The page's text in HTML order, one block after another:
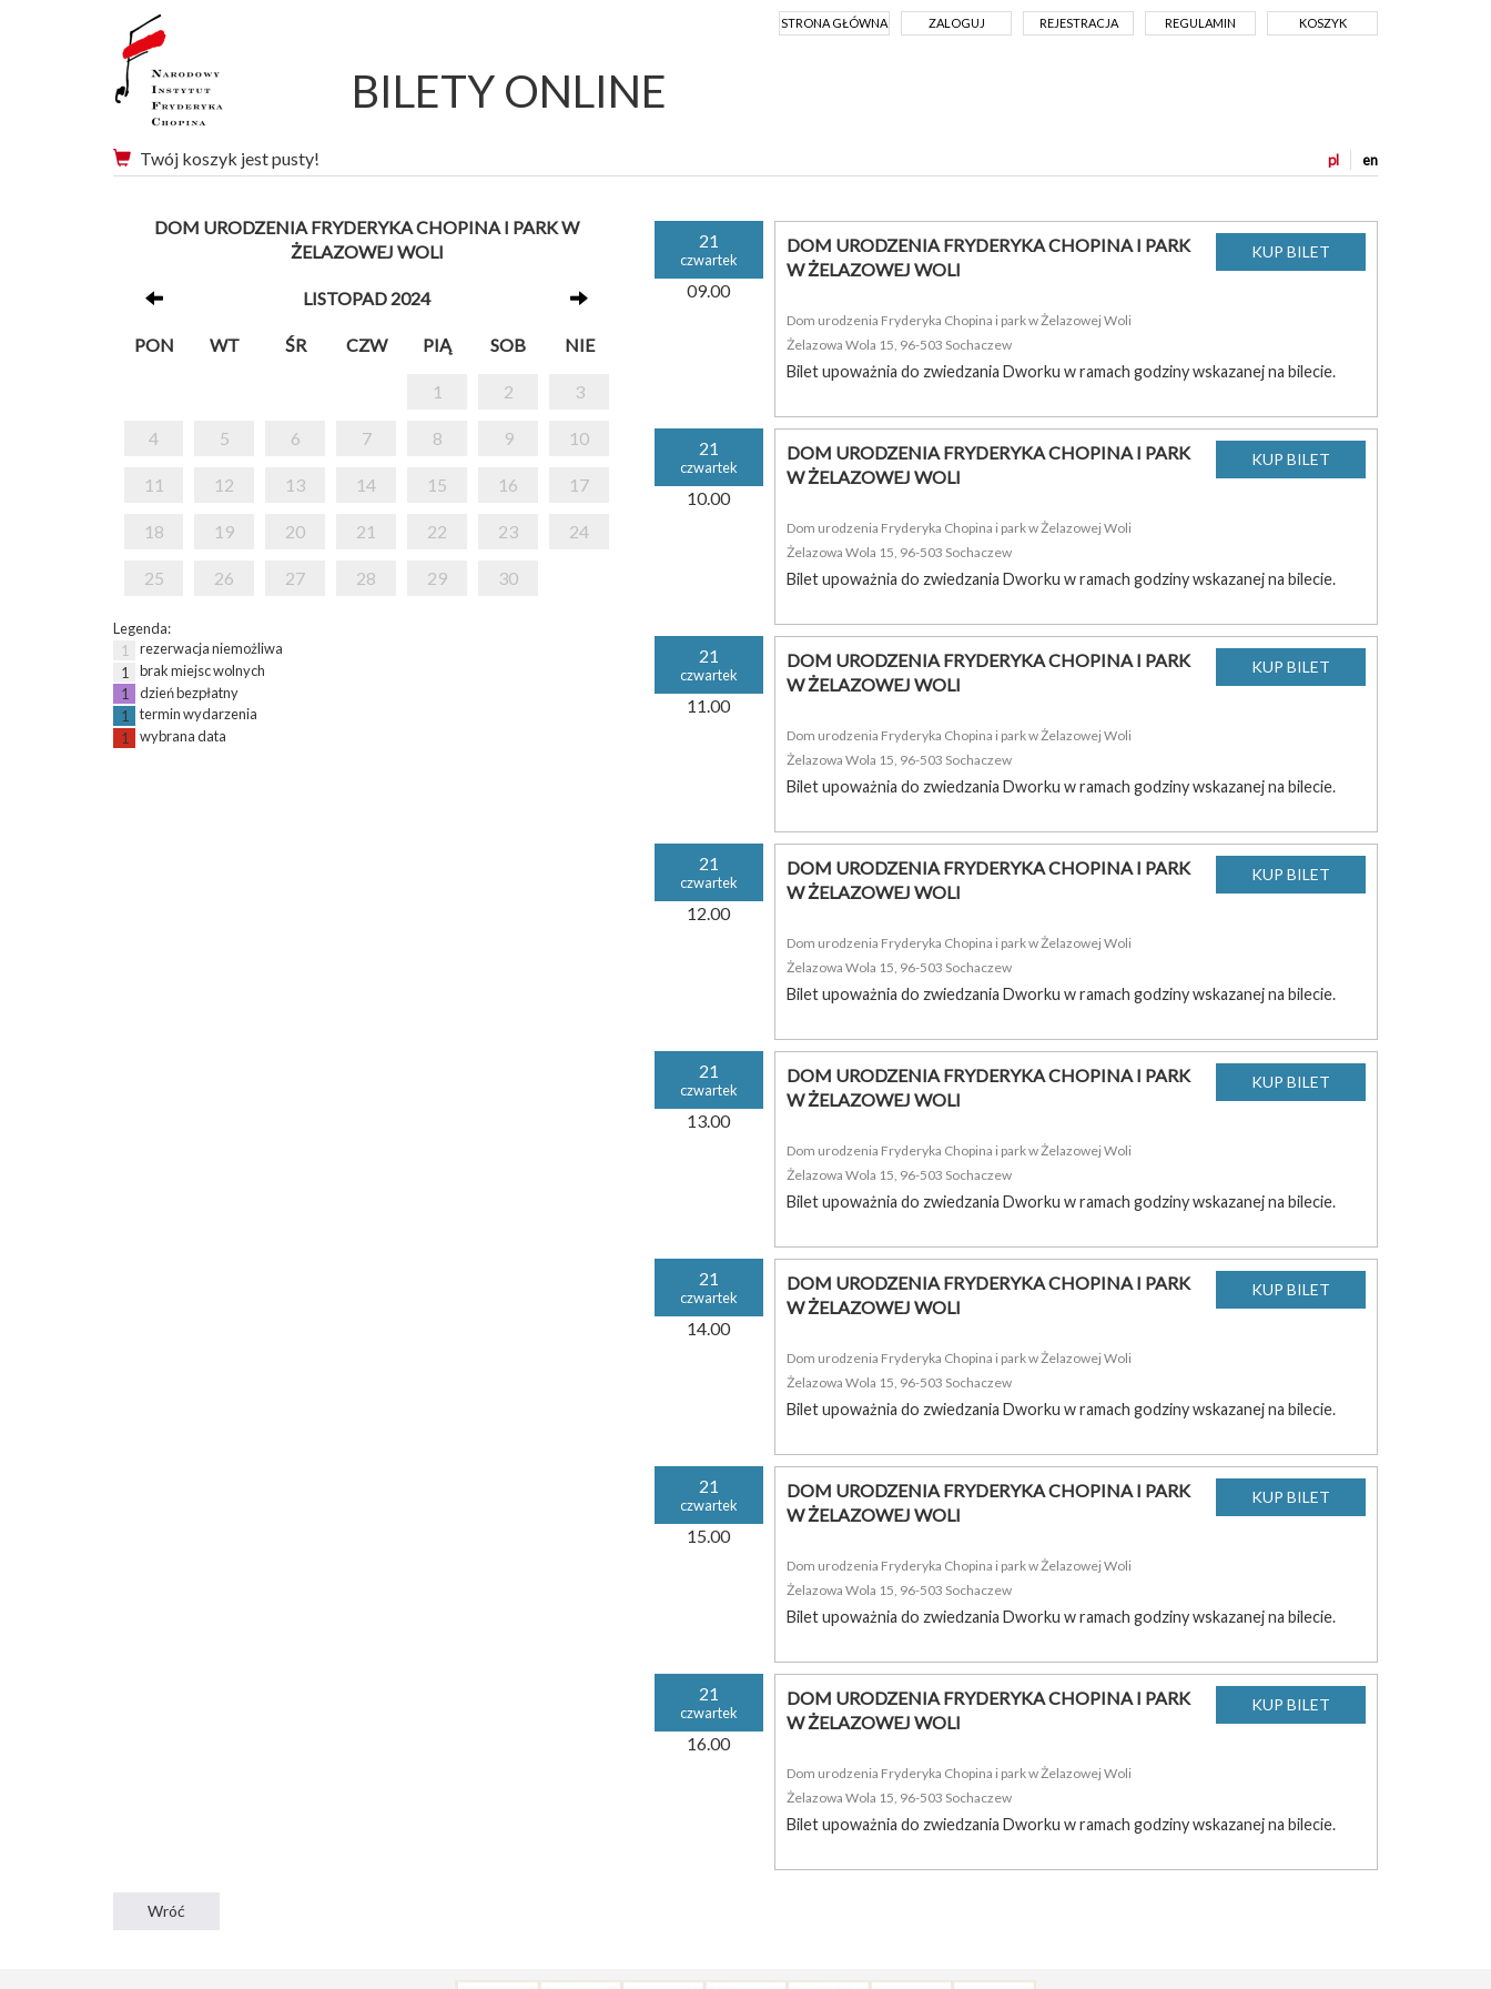
STRONA GŁÓWNA ZALOGUJ REJESTRACJA REGULAMIN KOSZYK
BILETY ONLINE
pl en
Twój koszyk jest pusty!
DOM URODZENIA FRYDERYKA CHOPINA I PARK W
ŻELAZOWEJ WOLI
LISTOPAD 2024
PON WT ŚR CZW PIĄ SOB NIE
1 2 3
4 5 6 7 8 9 10
11 12 13 14 15 16 17
18 19 20 21 22 23 24
25 26 27 28 29 30
Legenda:
1
rezerwacja niemożliwa
1
brak miejsc wolnych
1
dzień bezpłatny
1
termin wydarzenia
1
wybrana data
21
czwartek
09.00
DOM URODZENIA FRYDERYKA CHOPINA I PARK
W ŻELAZOWEJ WOLI
Dom urodzenia Fryderyka Chopina i park w Żelazowej Woli
Żelazowa Wola 15, 96-503 Sochaczew
Bilet upoważnia do zwiedzania Dworku w ramach godziny wskazanej na bilecie.
21
czwartek
10.00
DOM URODZENIA FRYDERYKA CHOPINA I PARK
W ŻELAZOWEJ WOLI
Dom urodzenia Fryderyka Chopina i park w Żelazowej Woli
Żelazowa Wola 15, 96-503 Sochaczew
Bilet upoważnia do zwiedzania Dworku w ramach godziny wskazanej na bilecie.
21
czwartek
11.00
DOM URODZENIA FRYDERYKA CHOPINA I PARK
W ŻELAZOWEJ WOLI
Dom urodzenia Fryderyka Chopina i park w Żelazowej Woli
Żelazowa Wola 15, 96-503 Sochaczew
Bilet upoważnia do zwiedzania Dworku w ramach godziny wskazanej na bilecie.
21
czwartek
12.00
DOM URODZENIA FRYDERYKA CHOPINA I PARK
W ŻELAZOWEJ WOLI
Dom urodzenia Fryderyka Chopina i park w Żelazowej Woli
Żelazowa Wola 15, 96-503 Sochaczew
Bilet upoważnia do zwiedzania Dworku w ramach godziny wskazanej na bilecie.
21
czwartek
13.00
DOM URODZENIA FRYDERYKA CHOPINA I PARK
W ŻELAZOWEJ WOLI
Dom urodzenia Fryderyka Chopina i park w Żelazowej Woli
Żelazowa Wola 15, 96-503 Sochaczew
Bilet upoważnia do zwiedzania Dworku w ramach godziny wskazanej na bilecie.
21
czwartek
14.00
DOM URODZENIA FRYDERYKA CHOPINA I PARK
W ŻELAZOWEJ WOLI
Dom urodzenia Fryderyka Chopina i park w Żelazowej Woli
Żelazowa Wola 15, 96-503 Sochaczew
Bilet upoważnia do zwiedzania Dworku w ramach godziny wskazanej na bilecie.
21
czwartek
15.00
DOM URODZENIA FRYDERYKA CHOPINA I PARK
W ŻELAZOWEJ WOLI
Dom urodzenia Fryderyka Chopina i park w Żelazowej Woli
Żelazowa Wola 15, 96-503 Sochaczew
Bilet upoważnia do zwiedzania Dworku w ramach godziny wskazanej na bilecie.
21
czwartek
16.00
DOM URODZENIA FRYDERYKA CHOPINA I PARK
W ŻELAZOWEJ WOLI
Dom urodzenia Fryderyka Chopina i park w Żelazowej Woli
Żelazowa Wola 15, 96-503 Sochaczew
Bilet upoważnia do zwiedzania Dworku w ramach godziny wskazanej na bilecie.